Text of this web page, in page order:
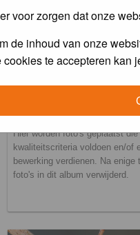
voor zorgen dat onze
de inhoud van onze
te accepteren
Hier worden foto's geplaatst
kwaliteitscriteria voldoen en/of
bewerking verdienen. Na enige
foto's in dit album verwijderd.